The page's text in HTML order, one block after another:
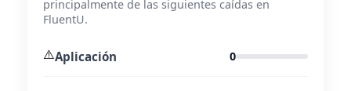
principalmente de las siguientes caídas en
FluentU.
⚠️Aplicación 0